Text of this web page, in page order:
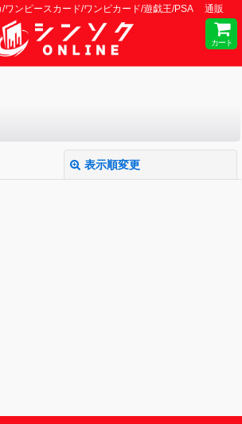
/ワンピースカード/ワンピカード/遊戯王/PSA 通販
カート
表示順変更